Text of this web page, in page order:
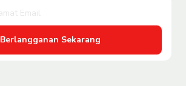
Berlangganan Sekarang